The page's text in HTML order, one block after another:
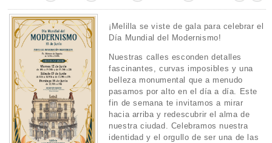
¡Melilla se viste de gala para celebrar el
Día Mundial del Modernismo!
Nuestras calles esconden detalles
fascinantes, curvas imposibles y una
belleza monumental que a menudo
pasamos por alto en el día a día. Este
fin de semana te invitamos a mirar
hacia arriba y redescubrir el alma de
nuestra ciudad. Celebramos nuestra
identidad y el orgullo de ser una de las